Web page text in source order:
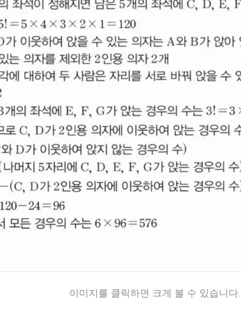
이미지를 클릭하면 크게 볼 수 있습니다.